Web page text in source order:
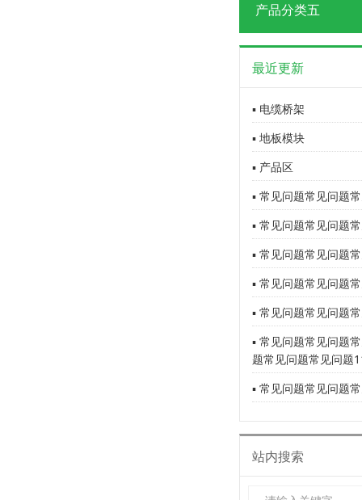
产品分类五
最近更新
▪ 电缆桥架
▪ 地板模块
▪ 产品区
▪ 常见问题常见问题
▪ 常见问题常见问题
▪ 常见问题常见问题
▪ 常见问题常见问题
▪ 常见问题常见问题
▪ 常见问题常见问题
题常见问题常见问题
▪ 常见问题常见问题
站内搜索